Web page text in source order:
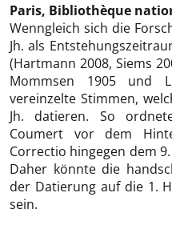
Paris, Bibliothèque
Wenngleich sich die
Jh. als
(Hartmann 2008, Siems
Mommsen 1905 und
vereinzelte Stimmen,
Jh. datieren. So
Coumert vor dem
Correctio hingegen dem 9.
Daher könnte die
der Datierung auf die 1.
sein.